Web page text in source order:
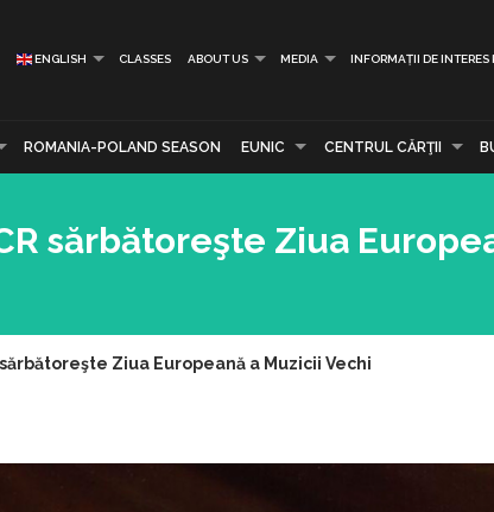
ENGLISH CLASSES ABOUT US MEDIA INFORMAȚII DE INTERES
ROMANIA-POLAND SEASON EUNIC CENTRUL CĂRŢII
sărbătoreşte Ziua
sărbătoreşte Ziua Europeană a Muzicii Vechi